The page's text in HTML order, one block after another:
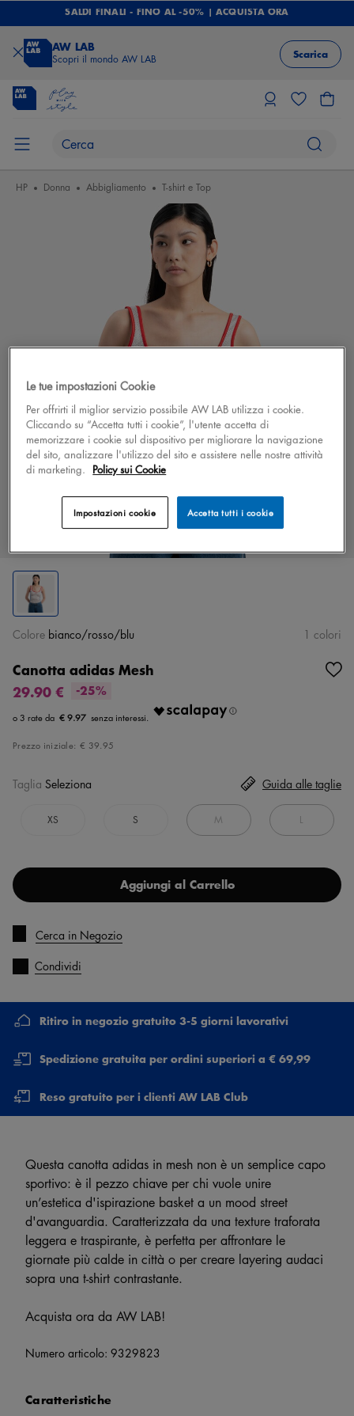
SALDI FINALI - FINO AL -50% | ACQUISTA ORA
AW LAB
Scopri il mondo AW LAB Scarica
HP Donna Abbigliamento T-shirt e Top
Canotta adidas Mesh
29.90 €
-25%
€ 9.97
Prezzo iniziale: € 39.95
Colore bianco/rosso/blu 1 colori
Taglia Seleziona
XS S M L
Guida alle taglie
Aggiungi al Carrello
Cerca in Negozio
Condividi
Ritiro in negozio gratuito 3-5 giorni lavorativi
Spedizione gratuita per ordini superiori a € 69,99
Reso gratuito per i clienti AW LAB Club
Questa canotta adidas in mesh non è un semplice capo
sportivo: è il pezzo chiave per chi vuole unire
un’estetica d'ispirazione basket a un mood street
d'avanguardia. Caratterizzata da una texture traforata
leggera e traspirante, è perfetta per affrontare le
giornate più calde in città o per creare layering audaci
sopra una t-shirt contrastante.
Acquista ora da AW LAB!
Numero articolo: 9329823
Caratteristiche
Le tue impostazioni Cookie
Per offrirti il miglior servizio possibile AW LAB utilizza i cookie.
Cliccando su “Accetta tutti i cookie”, l'utente accetta di
memorizzare i cookie sul dispositivo per migliorare la navigazione
del sito, analizzare l'utilizzo del sito e assistere nelle nostre attività
di marketing. Policy sui Cookie
Accetta tutti i cookie
Impostazioni cookie